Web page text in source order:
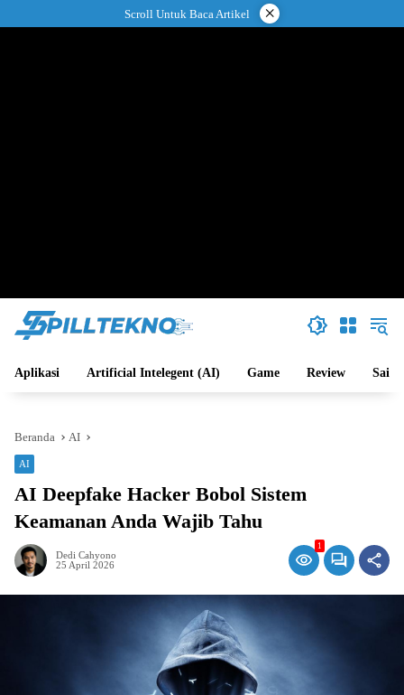
ke
Scroll Untuk Baca Artikel ×
Aplikasi Artificial Intelegent (AI) Game Review Sains
Beranda AI
AI
AI Deepfake Hacker Bobol Sistem
Keamanan Anda Wajib Tahu
Dedi Cahyono
25 April 2026
1